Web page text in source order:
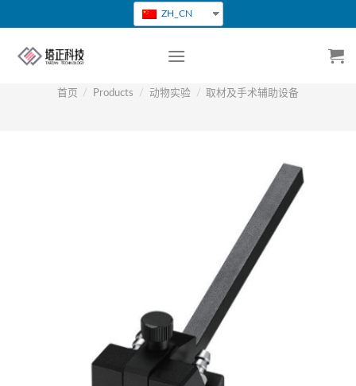
转
ZH_CN
首页 / Products / 动物实验 / 取材及手术辅助设备